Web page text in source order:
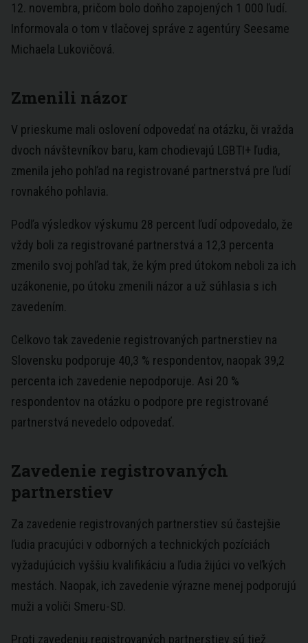
12. novembra, pričom bolo doňho zapojených 1 000 ľudí.
Informovala o tom v tlačovej správe z agentúry Seesame
Michaela Lukovičová.
Zmenili názor
V prieskume mali oslovení odpovedať na otázku, či vražda
dvoch návštevníkov baru, kam chodievajú LGBTI+ ľudia,
zmenila jeho pohľad na registrované partnerstvá pre ľudí
rovnakého pohlavia.
Podľa výsledkov výskumu 28 percent ľudí odpovedalo, že
vždy boli za registrované partnerstvá a 12,3 percenta
zmenilo svoj pohľad tak, že kým pred útokom neboli za ich
uzákonenie, po útoku zmenili názor a už súhlasia s ich
zavedením.
Celkovo tak zavedenie registrovaných partnerstiev na
Slovensku podporuje 40,3 % respondentov, naopak 39,2
percenta ich zavedenie nepodporuje. Asi 20 %
respondentov na otázku o podpore pre registrované
partnerstvá nevedelo odpovedať.
Zavedenie registrovaných
partnerstiev
Za zavedenie registrovaných partnerstiev sú častejšie
ľudia pracujúci v odborných a technických pozíciách
vyžadujúcich vyššiu kvalifikáciu a ľudia žijúci vo veľkých
mestách. Naopak, ich zavedenie výrazne menej podporujú
muži a voliči Smeru-SD.
Proti zavedeniu registrovaných partnerstiev sú tiež